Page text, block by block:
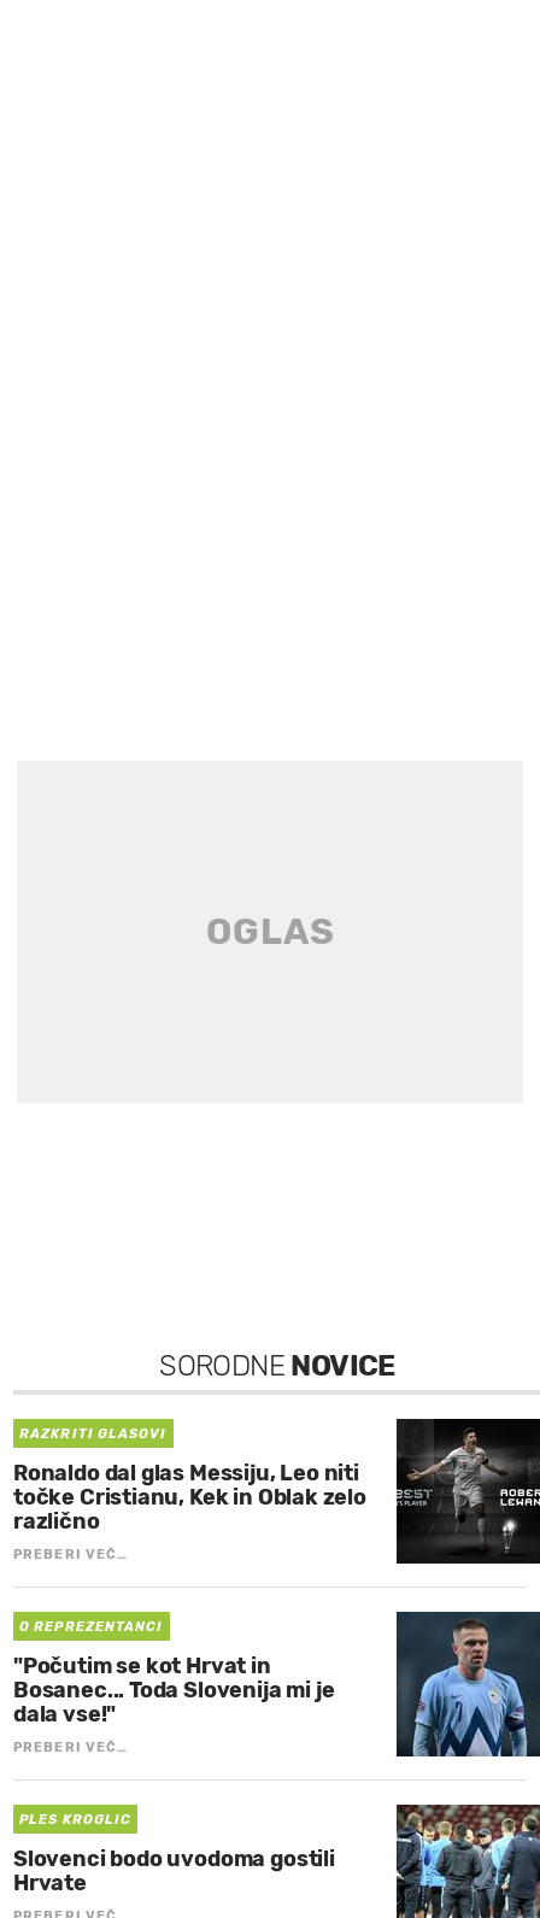
SORODNE NOVICE
RAZKRITI GLASOVI
Ronaldo dal glas Messiju, Leo niti
točke Cristianu, Kek in Oblak zelo
različno
PREBERI VEČ…
O REPREZENTANCI
"Počutim se kot Hrvat in
Bosanec... Toda Slovenija mi je
dala vse!"
PREBERI VEČ…
PLES KROGLIC
Slovenci bodo uvodoma gostili
Hrvate